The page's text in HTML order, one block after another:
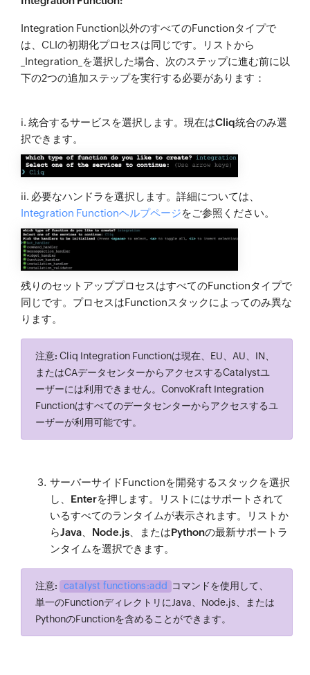
Integration Function以外のすべてのFunctionタイプで
は、CLIの初期化プロセスは同じです。リストから
_Integration_を選択した場合、次のステップに進む前に以
下の2つの追加ステップを実行する必要があります：
i. 統合するサービスを選択します。現在はCliq統合のみ選
択できます。
ii. 必要なハンドラを選択します。詳細については、
Integration Functionヘルプページをご参照ください。
残りのセットアッププロセスはすべてのFunctionタイプで
同じです。プロセスはFunctionスタックによってのみ異な
ります。
注意: Cliq Integration Functionは現在、EU、AU、IN、
またはCAデータセンターからアクセスするCatalystユ
ーザーには利用できません。ConvoKraft Integration
Functionはすべてのデータセンターからアクセスするユ
ーザーが利用可能です。
サーバーサイドFunctionを開発するスタックを選択
し、 Enterを押します。リストにはサポートされて
いるすべてのランタイムが表示されます。リストか
らJava Node.js 、またはPythonの最新サポートラ
ンタイムを選択できます。
注意: catalyst functions:add
コマンドを使用して、
単一のFunctionディレクトリにJava、Node.js、または
PythonのFunctionを含めることができます。